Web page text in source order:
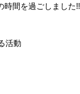
時間を過ごしました!!
活動